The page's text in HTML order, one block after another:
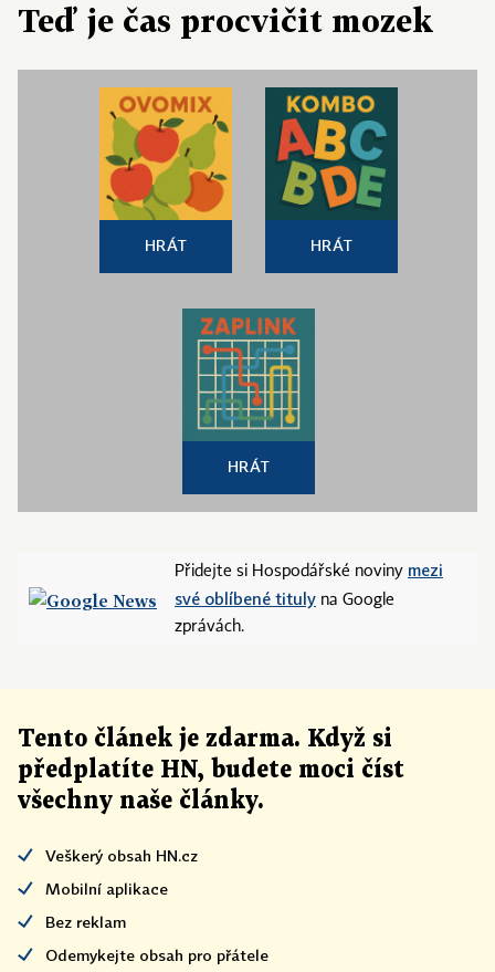
Teď je čas procvičit mozek
HRÁT HRÁT
HRÁT
Přidejte si Hospodářské noviny mezi
své oblíbené tituly na Google
zprávách.
Tento článek je zdarma. Když si
předplatíte HN, budete moci číst
všechny naše články.
Veškerý obsah HN.cz
Mobilní aplikace
Bez reklam
Odemykejte obsah pro přátele